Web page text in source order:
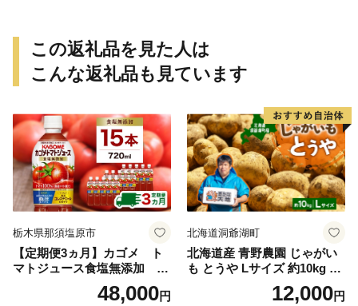
この返礼品を見た人は
こんな返礼品も見ています
栃木県那須塩原市
【定期便3ヵ月】カゴメ ト
マトジュース食塩無添加 72
0ml PET×15本 1ケース 毎月
届く 3ヵ月 3回コース ns001-
48,000円
北海道洞爺湖町
北海道産 青野農園 じゃがい
も とうや Lサイズ 約10kg 20
26年10月初旬～12月下旬頃お
届け 先行予約 北海道 ジャガ
12,000円